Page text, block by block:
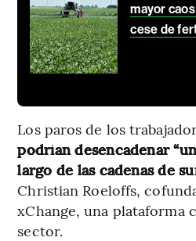
mayor
cese de
Los paros de los
podrían desencadenar
largo de las cadenas de
Christian Roeloffs,
xChange, una plataforma
sector.